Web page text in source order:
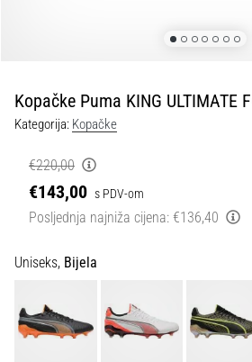
1. 7. 2025
1 min. čitanja
Play
for
Victories
se
za
Kopačke Puma KING ULTIMATE
Kategorija: Kopačke
€220,00
€143,00 s PDV-om
Posljednja najniža cijena: €136,40
Uniseks, Bijela